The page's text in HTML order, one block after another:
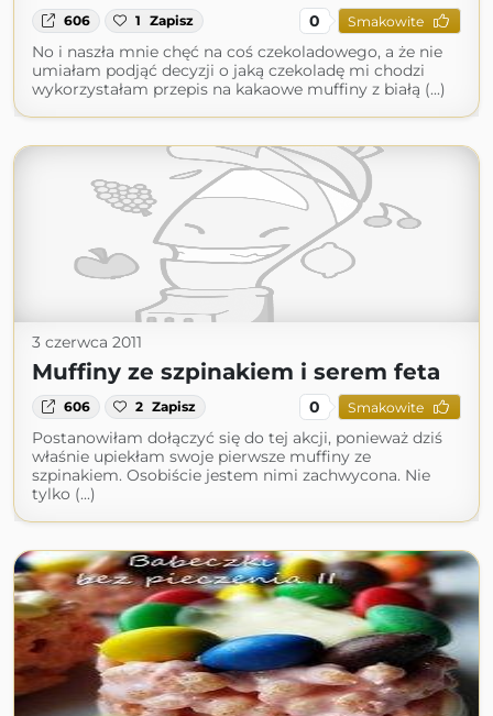
606 1 Zapisz 0 Smakowite
No i naszła mnie chęć na coś czekoladowego, a że nie
umiałam podjąć decyzji o jaką czekoladę mi chodzi
wykorzystałam przepis na kakaowe muffiny z białą (...)
3 czerwca 2011
Muffiny ze szpinakiem i serem feta
606 2 Zapisz 0 Smakowite
Postanowiłam dołączyć się do tej akcji, ponieważ dziś
właśnie upiekłam swoje pierwsze muffiny ze
szpinakiem. Osobiście jestem nimi zachwycona. Nie
tylko (...)